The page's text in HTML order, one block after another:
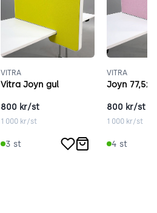
VITRA
Vitra Joyn gul
800 kr/st
1 000 kr/st
3 st
VITRA
Joyn
800 kr/st
1 000kr/st
4 st